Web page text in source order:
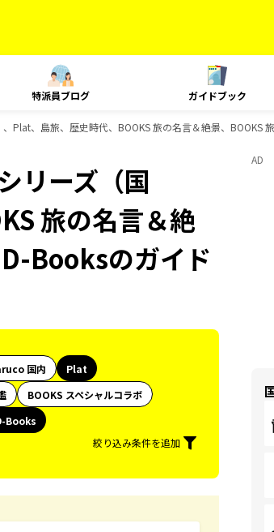
特派員ブログ ガイドブック
Plat、島旅、歴史時代、BOOKS 旅の名言＆絶景、BOOKS
リーズ（国
旅の名言＆絶
Booksのガイド
国内
Plat
BOOKS スペシャルコラボ
Books
絞り込み条件を追加
AD